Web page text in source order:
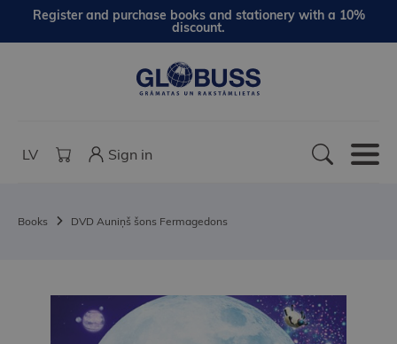
Register and purchase books and stationery with a 10%
discount.
LV Sign in
Books DVD Auniņš šons Fermagedons